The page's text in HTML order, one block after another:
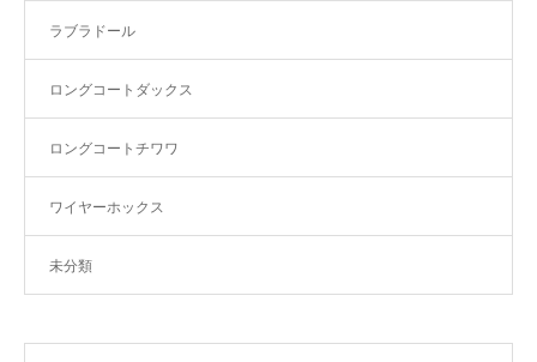
ラブラドール
ロングコートダックス
ロングコートチワワ
ワイヤーホックス
未分類